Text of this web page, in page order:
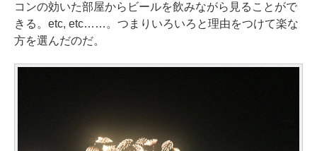
コンの効いた部屋からビールを飲みながら見ることがで
きる。etc, etc……。つまりいろいろと理由をつけて楽な
方を選んだのだ。